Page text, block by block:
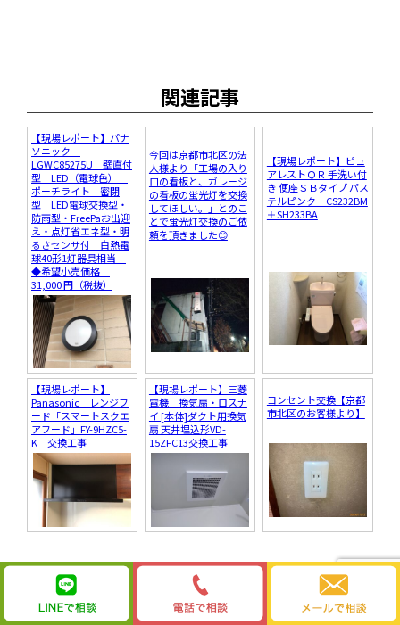
関連記事
【現場レポート】パナ
ソニック
LGWC85275U 壁直付
型 LED（電球色）
ポーチライト 密閉
型 LED電球交換型・
防雨型・FreePaお出迎
え・点灯省エネ型・明
るさセンサ付 白熱電
球40形1灯器具相当
◆希望小売価格
31,000 円（税抜）
今回は京都市北区の法
人様より「工場の入り
口の看板と、ガレージ
の看板の蛍光灯を交換
してほしい。」とのこ
とで蛍光灯交換のご依
頼を頂きました😊
【現場レポート】ピュ
アレストＱＲ 手洗い付
き 便座ＳＢタイプ パス
テルピンク CS232BM
＋SH233BA
【現場レポート】
Panasonic レンジフ
ード「スマートスクエ
アフード」FY-9HZC5-
K 交換工事
【現場レポート】三菱
電機 換気扇・ロスナ
イ [本体]ダクト用換気
扇 天井埋込形VD-
15ZFC13交換工事
コンセント交換【京都
市北区のお客様より】
ワットブログ